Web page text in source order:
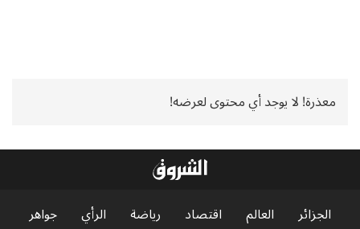
معذرة! لا يوجد أي محتوى لعرضه!
الجزائر العالم اقتصاد رياضة الرأي
جواهر